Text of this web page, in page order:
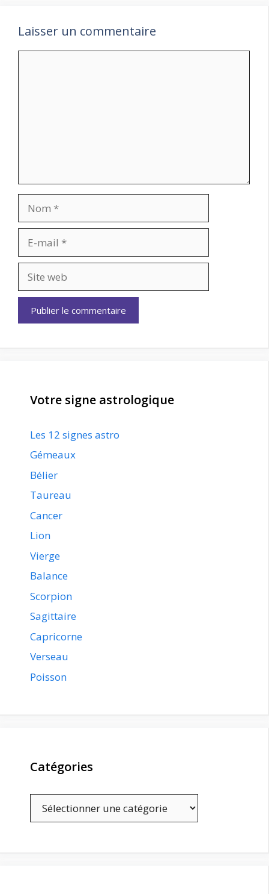
Laisser un commentaire
mail
web
Votre signe astrologique
Les 12 signes astro
Gémeaux
Bélier
Taureau
Cancer
Lion
Vierge
Balance
Scorpion
Sagittaire
Capricorne
Verseau
Poisson
Catégories